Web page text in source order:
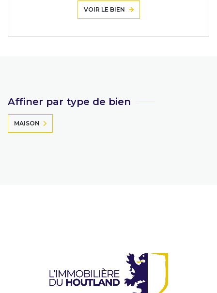
VOIR LE BIEN
Affiner par type de bien
MAISON